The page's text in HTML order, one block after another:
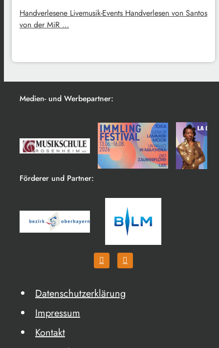
Handverlesene Livemusik-Events Handverlesen von Santos
von der MiR …
Medien- und Werbepartner:
Förderer und Partner:
Datenschutzerklärung
Impressum
Kontakt